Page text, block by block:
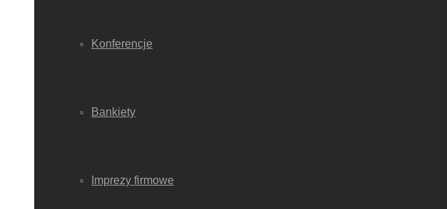
Konferencje
Bankiety
Imprezy firmowe